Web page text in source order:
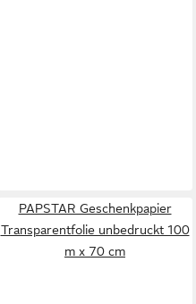
PAPSTAR Geschenkpapier
Transparentfolie unbedruckt 100
m x 70 cm